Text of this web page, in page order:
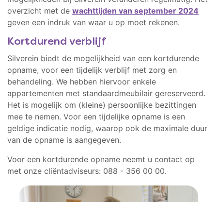
overzicht met de wachttijden van september 2024
geven een indruk van waar u op moet rekenen.
Kortdurend verblijf
Silverein biedt de mogelijkheid van een kortdurende
opname, voor een tijdelijk verblijf met zorg en
behandeling. We hebben hiervoor enkele
appartementen met standaardmeubilair gereserveerd.
Het is mogelijk om (kleine) persoonlijke bezittingen
mee te nemen. Voor een tijdelijke opname is een
geldige indicatie nodig, waarop ook de maximale duur
van de opname is aangegeven.
Voor een kortdurende opname neemt u contact op
met onze cliëntadviseurs: 088 - 356 00 00.